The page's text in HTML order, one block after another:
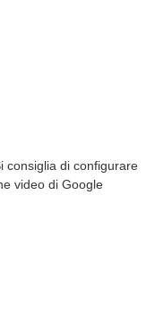
consiglia di configurare
video di Google